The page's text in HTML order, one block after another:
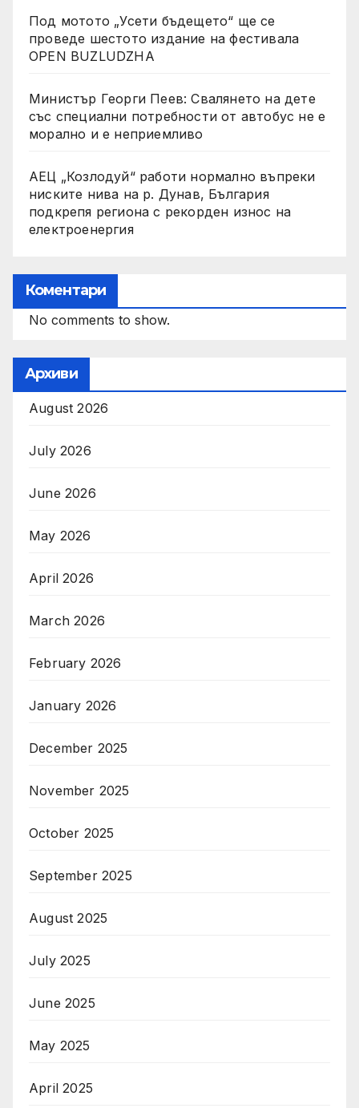
Под мотото „Усети бъдещето“ ще се
проведе шестото издание на фестивала
OPEN BUZLUDZHA
Министър Георги Пеев: Свалянето на дете
със специални потребности от автобус не е
морално и е неприемливо
АЕЦ „Козлодуй“ работи нормално въпреки
ниските нива на р. Дунав, България
подкрепя региона с рекорден износ на
електроенергия
Коментари
No comments to show.
Архиви
August 2026
July 2026
June 2026
May 2026
April 2026
March 2026
February 2026
January 2026
December 2025
November 2025
October 2025
September 2025
August 2025
July 2025
June 2025
May 2025
April 2025